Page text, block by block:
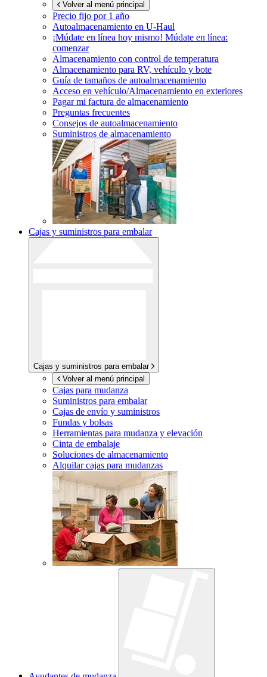
Volver al menú principal
Precio fijo por 1 año
Autoalmacenamiento en U-Haul
¡Múdate en línea hoy mismo! Múdate en línea:
comenzar
Almacenamiento con control de temperatura
Almacenamiento para RV, vehículo y bote
Guía de tamaños de autoalmacenamiento
Acceso en vehículo/Almacenamiento en exteriores
Pagar mi factura de almacenamiento
Preguntas frecuentes
Consejos de autoalmacenamiento
Suministros de almacenamiento
Cajas y suministros para embalar
Cajas y suministros para embalar
Volver al menú principal
Cajas para mudanza
Suministros para embalar
Cajas de envío y suministros
Fundas y bolsas
Herramientas para mudanza y elevación
Cinta de embalaje
Soluciones de almacenamiento
Alquilar cajas para mudanzas